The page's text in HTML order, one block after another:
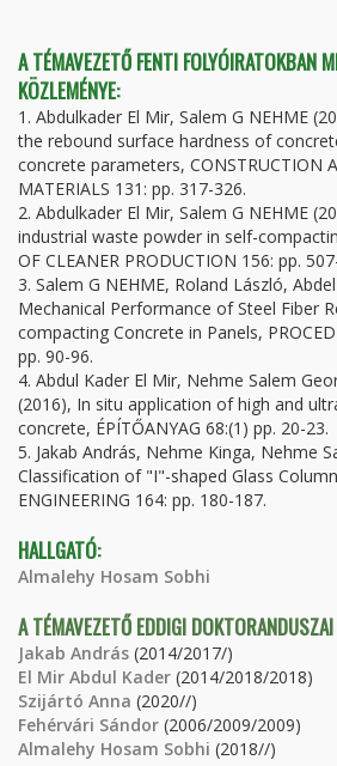
A TÉMAVEZETŐ FENTI FOLYÓIRATOKBAN
KÖZLEMÉNYE:
1. Abdulkader El Mir, Salem G NEHME
the rebound surface hardness of
concrete parameters, CONSTRUCTION
MATERIALS 131: pp. 317-326.
2. Abdulkader El Mir, Salem G NEHME
industrial waste powder in self-
OF CLEANER PRODUCTION 156: pp.
3. Salem G NEHME, Roland László,
Mechanical Performance of Steel Fiber
compacting Concrete in Panels,
pp. 90-96.
4. Abdul Kader El Mir, Nehme Salem
(2016), In situ application of high and
concrete, ÉPÍTŐANYAG 68:(1) pp. 20-23.
5. Jakab András, Nehme Kinga, Nehme
Classification of "I"-shaped Glass
ENGINEERING 164: pp. 180-187.
HALLGATÓ:
Almalehy Hosam Sobhi
A TÉMAVEZETŐ EDDIGI DOKTORANDUSZAI
Jakab András (2014/2017/)
El Mir Abdul Kader (2014/2018/2018)
Szijártó Anna (2020//)
Fehérvári Sándor (2006/2009/2009)
Almalehy Hosam Sobhi (2018//)